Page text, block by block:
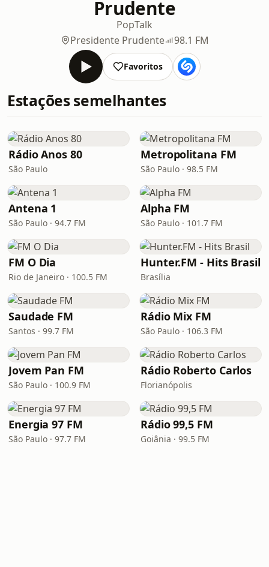
Prudente
PopTalk
Presidente Prudente
98.1 FM
Favoritos
Estações semelhantes
Rádio Anos 80
São Paulo
Metropolitana FM
São Paulo · 98.5 FM
Antena 1
São Paulo · 94.7 FM
Alpha FM
São Paulo · 101.7 FM
FM O Dia
Rio de Janeiro · 100.5 FM
Hunter.FM - Hits Brasil
Brasília
Saudade FM
Santos · 99.7 FM
Rádio Mix FM
São Paulo · 106.3 FM
Jovem Pan FM
São Paulo · 100.9 FM
Rádio Roberto Carlos
Florianópolis
Energia 97 FM
São Paulo · 97.7 FM
Rádio 99,5 FM
Goiânia · 99.5 FM